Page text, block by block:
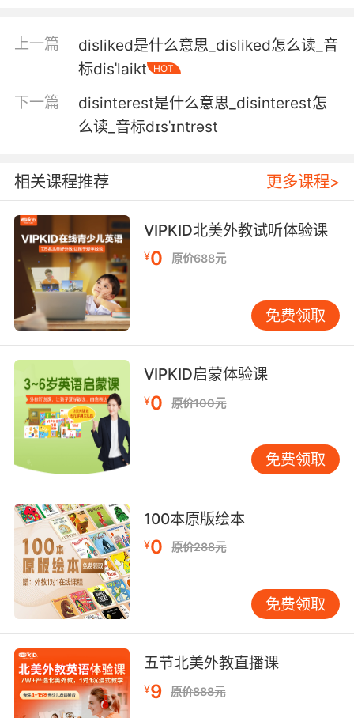
上一篇
disliked是什么意思_disliked怎么读_音
标disˈlaikt
HOT
下一篇
disinterest是什么意思_disinterest怎
么读_音标dɪsˈɪntrəst
相关课程推荐 更多课程>
VIPKID北美外教试听体验课
¥0 原价688元
免费领取
VIPKID启蒙体验课
¥0 原价100元
免费领取
100本原版绘本
¥0 原价288元
免费领取
五节北美外教直播课
¥9 原价888元